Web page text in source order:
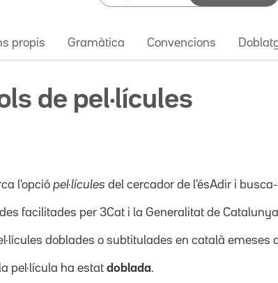
propis Gramàtica Convencions
de pel·lícules
l'opció pel·lícules del cercador de l'ésAdir i
facilitades per 3Cat i la Generalitat de
doblades o subtitulades en català emeses
pel·lícula ha estat doblada.